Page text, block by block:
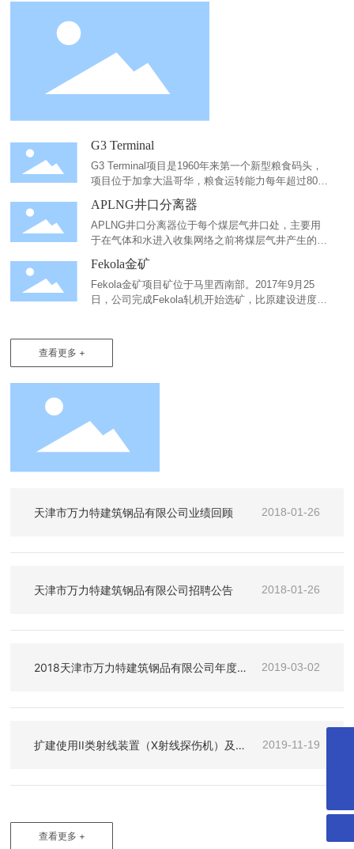
G3 Terminal
G3 Terminal项目是1960年来第一个新型粮食码头，
项目位于加拿大温哥华，粮食运转能力每年超过800
万吨。美国建筑工程巨头Kiewit选中万力特提供项目
所需钢结构，格栅，扶手以及输送桥等，万力特高质
高效的完成桁架550吨，钢结构1,400吨，组合钢承板
10,000平米，扶手5,000米，钢格栅9,000平米。取得
总包公司在质量上的高度认可，是万力特近年打入北
美市场的一个巨大成功，Kiewit公司也承诺将与万力
特在北美工程项目上更进一步合作。
APLNG井口分离器
APLNG井口分离器位于每个煤层气井口处，主要用
于在气体和水进入收集网络之前将煤层气井产生的水
与气体进行分离。USP提供底座、管道及支撑、压力
容器、阀门及仪表的采购、制作及安装。2015年至
今，USP已为APLNG公司完成1134台分离器。
Fekola金矿
Fekola金矿项目矿位于马里西南部。2017年9月25
日，公司完成Fekola轧机开始选矿，比原建设进度提
查看更多 +
天津市万力特建筑钢品有限公司业绩回顾 2018-01-26
天津市万力特建筑钢品有限公司招聘公告 2018-01-26
2018天津市万力特建筑钢品有限公司年度
2019-03-02
扩建使用II类射线装置（X射线探伤机）及探
2019-11-19
查看更多 +
022-88523996